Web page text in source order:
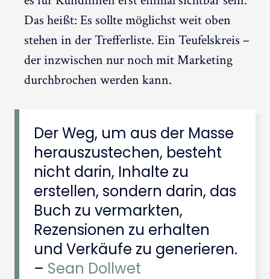
Das heißt: Es sollte möglichst weit oben
stehen in der Trefferliste. Ein Teufelskreis –
der inzwischen nur noch mit Marketing
durchbrochen werden kann.
Der Weg, um aus der Masse
herauszustechen, besteht
nicht darin, Inhalte zu
erstellen, sondern darin, das
Buch zu vermarkten,
Rezensionen zu erhalten
und Verkäufe zu generieren.
– Sean Dollwet